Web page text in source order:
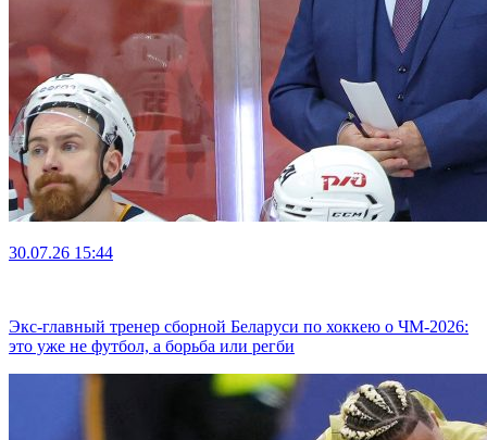
30.07.26 15:44
Экс-главный тренер сборной Беларуси по хоккею о ЧМ-2026:
это уже не футбол, а борьба или регби